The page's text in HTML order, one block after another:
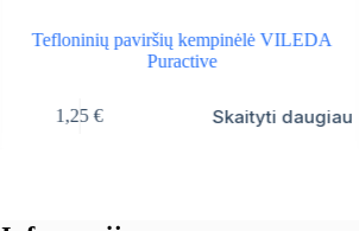
Tefloninių paviršių kempinėlė VILEDA
Puractive
1,25€ Skaityti daugiau